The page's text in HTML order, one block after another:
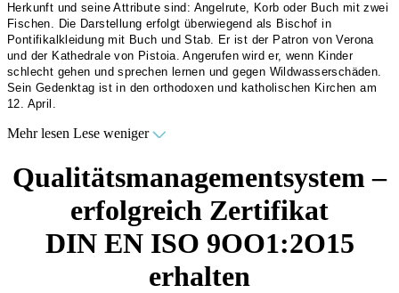
Herkunft und seine Attribute sind: Angelrute, Korb oder Buch mit zwei
Fischen. Die Darstellung erfolgt überwiegend als Bischof in
Pontifikalkleidung mit Buch und Stab. Er ist der Patron von Verona
und der Kathedrale von Pistoia. Angerufen wird er, wenn Kinder
schlecht gehen und sprechen lernen und gegen Wildwasserschäden.
Sein Gedenktag ist in den orthodoxen und katholischen Kirchen am
12. April.
Mehr lesen Lese weniger
Qualitätsmanagementsystem –
erfolgreich Zertifikat
DIN EN ISO 9OO1:2O15
erhalten